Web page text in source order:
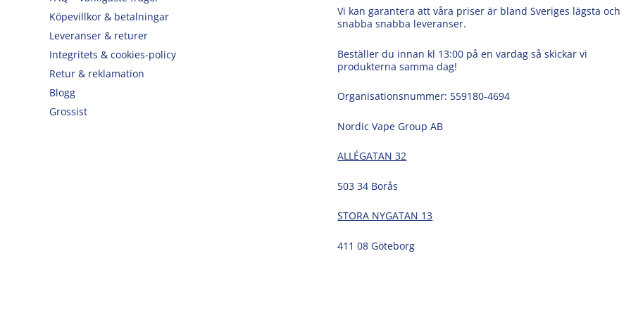
Köpevillkor & betalningar
Leveranser & returer
Integritets & cookies-policy
Retur & reklamation
Blogg
Grossist
Vi kan garantera att våra priser är bland Sveriges lägsta och
snabba snabba leveranser.
Beställer du innan kl 13:00 på en vardag så skickar vi
produkterna samma dag!
Organisationsnummer: 559180-4694
Nordic Vape Group AB
ALLÉGATAN 32
503 34 Borås
STORA NYGATAN 13
411 08 Göteborg